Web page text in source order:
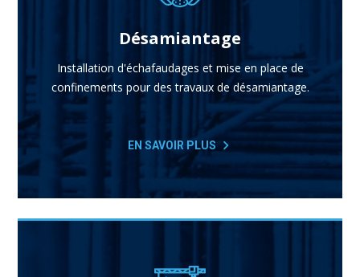
Désamiantage
Installation d'échafaudages et mise en place de
confinements pour des travaux de désamiantage.
EN SAVOIR PLUS